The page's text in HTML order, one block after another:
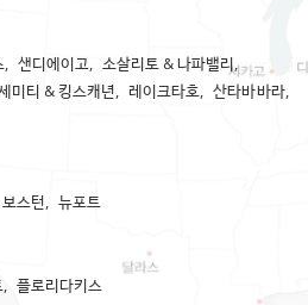
, 샌디에이고, 소살리토 & 나파밸리,
미티 & 킹스캐년, 레이크타호, 산타바바라,
보스턴, 뉴포트
, 플로리다키스